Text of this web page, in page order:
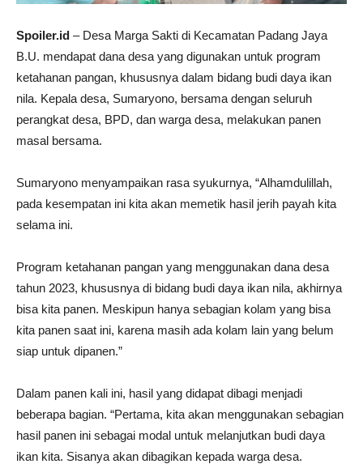
Spoiler.id – Desa Marga Sakti di Kecamatan Padang Jaya
B.U. mendapat dana desa yang digunakan untuk program
ketahanan pangan, khususnya dalam bidang budi daya ikan
nila. Kepala desa, Sumaryono, bersama dengan seluruh
perangkat desa, BPD, dan warga desa, melakukan panen
masal bersama.
Sumaryono menyampaikan rasa syukurnya, “Alhamdulillah,
pada kesempatan ini kita akan memetik hasil jerih payah kita
selama ini.
Program ketahanan pangan yang menggunakan dana desa
tahun 2023, khususnya di bidang budi daya ikan nila, akhirnya
bisa kita panen. Meskipun hanya sebagian kolam yang bisa
kita panen saat ini, karena masih ada kolam lain yang belum
siap untuk dipanen.”
Dalam panen kali ini, hasil yang didapat dibagi menjadi
beberapa bagian. “Pertama, kita akan menggunakan sebagian
hasil panen ini sebagai modal untuk melanjutkan budi daya
ikan kita. Sisanya akan dibagikan kepada warga desa.